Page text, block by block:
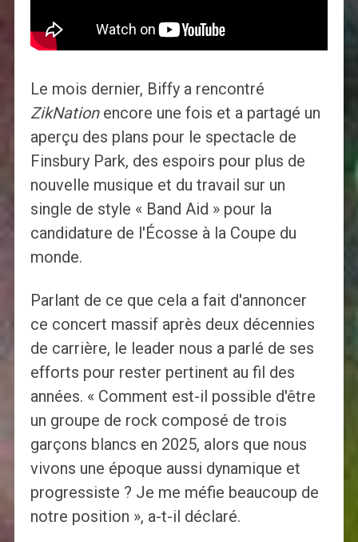
Le mois dernier, Biffy a rencontré
ZikNationencore une fois et a partagé un
aperçu des plans pour le spectacle de
Finsbury Park, des espoirs pour plus de
nouvelle musique et du travail sur un
single de style « Band Aid » pour la
candidature de l'Écosse à la Coupe du
monde.
Parlant de ce que cela a fait d'annoncer
ce concert massif après deux décennies
de carrière, le leader nous a parlé de ses
efforts pour rester pertinent au fil des
années. « Comment est-il possible d'être
un groupe de rock composé de trois
garçons blancs en 2025, alors que nous
vivons une époque aussi dynamique et
progressiste ? Je me méfie beaucoup de
notre position », a-t-il déclaré.